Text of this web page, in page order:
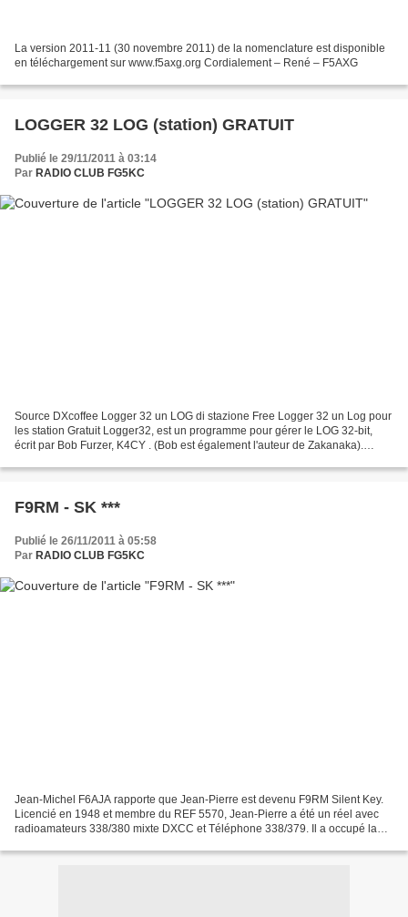
La version 2011-11 (30 novembre 2011) de la nomenclature est disponible
en téléchargement sur www.f5axg.org Cordialement – René – F5AXG
LOGGER 32 LOG (station) GRATUIT
Publié le 29/11/2011 à 03:14
Par RADIO CLUB FG5KC
Source DXcoffee Logger 32 un LOG di stazione Free Logger 32 un Log pour
les station Gratuit Logger32, est un programme pour gérer le LOG 32-bit,
écrit par Bob Furzer, K4CY . (Bob est également l'auteur de Zakanaka).
F9RM - SK ***
Publié le 26/11/2011 à 05:58
Par RADIO CLUB FG5KC
Jean-Michel F6AJA rapporte que Jean-Pierre est devenu F9RM Silent Key.
Licencié en 1948 et membre du REF 5570, Jean-Pierre a été un réel avec
radioamateurs 338/380 mixte DXCC et Téléphone 338/379. Il a occupé la